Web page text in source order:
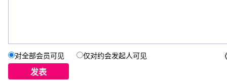
对全部会员可见 仅对约会发起人可见